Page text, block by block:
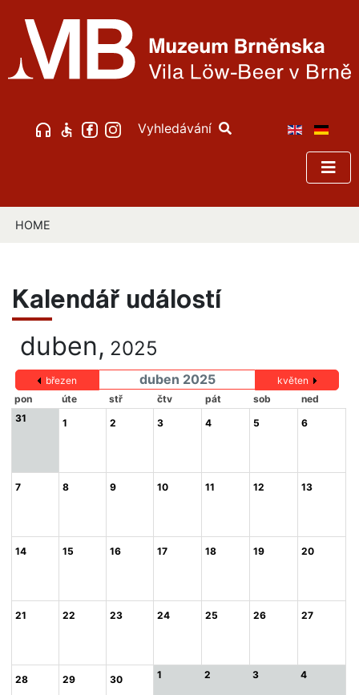
Vyhledávání
HOME
Kalendář událostí
duben, 2025
březen duben 2025
květen
pon
úte stř čtv pát sob
ned
31
1 2 3 4 5 6
7 8 9 10 11 12 13
14 15 16 17 18 19 20
21 22 23 24 25 26 27
28 29 30 1 2 3 4